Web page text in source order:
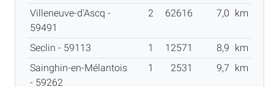
Villeneuve-d'Ascq -
59491
2 62616 7,0 km
Seclin - 59113 1 12571 8,9 km
Sainghin-en-Mélantois
- 59262
1 2531 9,7 km